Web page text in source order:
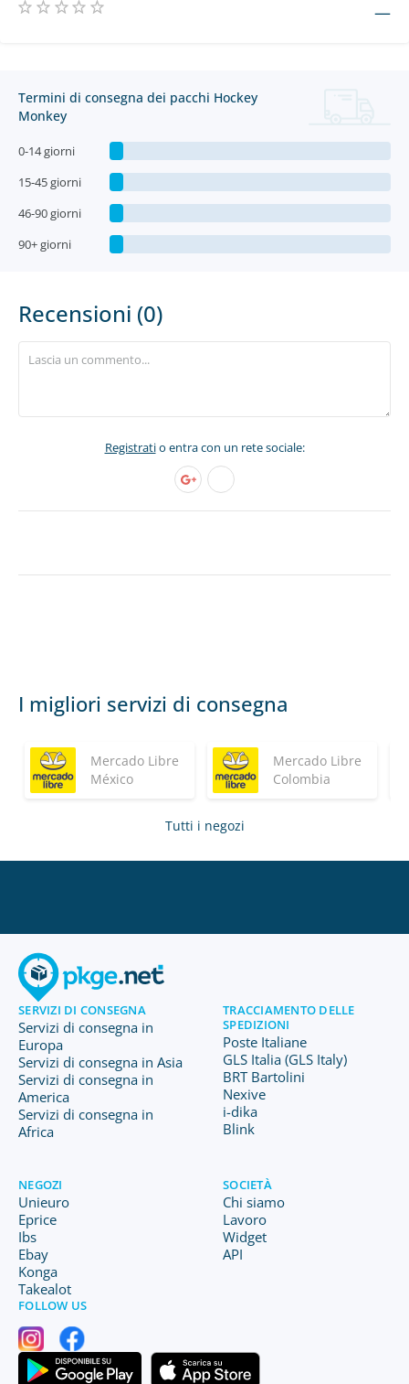
—
Termini di consegna dei pacchi Hockey
Monkey
0-14 giorni
15-45 giorni
46-90 giorni
90+ giorni
Recensioni (0)
Registratio entra con un rete sociale:
I migliori servizi di consegna
Mercado Libre
México
Mercado Libre
Colombia
Tutti i negozi
SERVIZI DI CONSEGNA
Servizi di consegna in
Europa
Servizi di consegna in Asia
Servizi di consegna in
America
Servizi di consegna in
Africa
TRACCIAMENTO DELLE
SPEDIZIONI
Poste Italiane
GLS Italia (GLS Italy)
BRT Bartolini
Nexive
i-dika
Blink
NEGOZI
Unieuro
Eprice
Ibs
Ebay
Konga
Takealot
SOCIETÀ
Chi siamo
Lavoro
Widget
API
FOLLOW US